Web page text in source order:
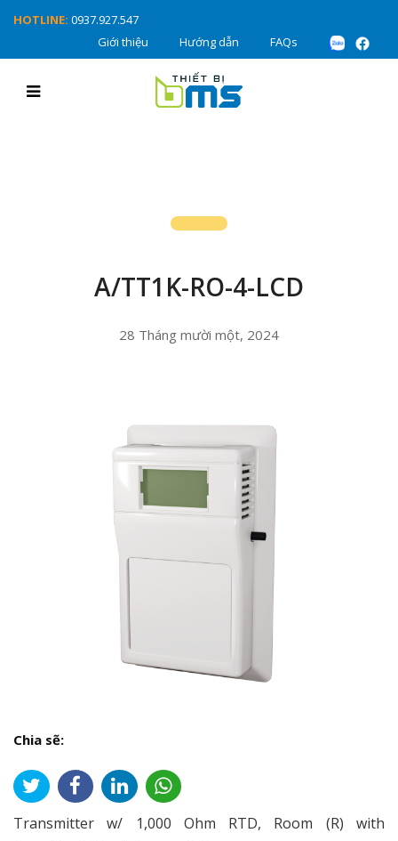
HOTLINE: 0937.927.547
Giới thiệu
Hướng dẫn FAQs
A/TT1K-RO-4-LCD
28 Tháng mười một, 2024
Chia sẽ:
Transmitter w/ 1,000 Ohm RTD, Room (R) with